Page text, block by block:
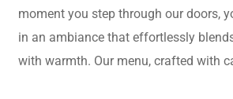
moment you step through our doors,
in an ambiance that effortlessly
with warmth. Our menu, crafted with